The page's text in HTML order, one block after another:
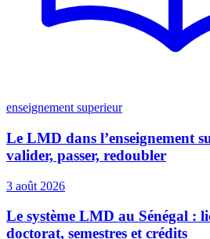
enseignement superieur
Le LMD dans l’enseignement
valider, passer, redoubler
3 août 2026
Le système LMD au Sénégal :
doctorat, semestres et crédits